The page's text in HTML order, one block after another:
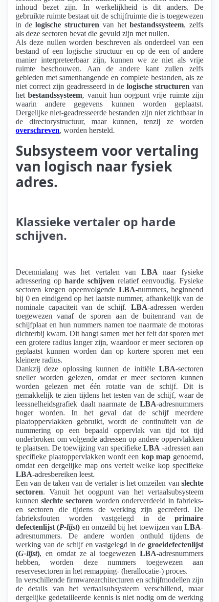
inhoud bezet zijn. In werkelijkheid is dit anders. De
gebruikte ruimte bestaat uit de schijfruimte die is toegewezen
in delogische structuren van hetbestandssysteem, zelfs
als deze sectoren bevat die gevuld zijn met nullen.
Als deze nullen worden beschreven als onderdeel van een
bestand of een logische structuur en op de een of andere
manier interpreteerbaar zijn, kunnen we ze niet als vrije
ruimte beschouwen. Aan de andere kant zullen zelfs
gebieden met samenhangende en complete bestanden, als ze
niet correct zijn geadresseerd in de logische structuren van
hetbestandssysteem, vanuit hun oogpunt vrije ruimte zijn
waarin andere gegevens kunnen worden geplaatst.
Dergelijke niet-geadresseerde bestanden zijn niet zichtbaar in
de directorystructuur, maar kunnen, tenzij ze worden
overschreven, worden hersteld.
Subsysteem voor vertaling
van logisch naar fysiek
adres.
Klassieke vertaler op harde
schijven.
Decennialang was het vertalen van LBA naar fysieke
adressering opharde schijven relatief eenvoudig. Fysieke
sectoren kregen opeenvolgende LBA-nummers, beginnend
bij 0 en eindigend op het laatste nummer, afhankelijk van de
nominale capaciteit van de schijf. LBA-adressen werden
toegewezen vanaf de sporen aan de buitenrand van de
schijfplaat en hun nummers namen toe naarmate de motoras
dichterbij kwam. Dit hangt samen met het feit dat sporen met
een grotere radius langer zijn, waardoor er meer sectoren op
geplaatst kunnen worden dan op kortere sporen met een
kleinere radius.
Dankzij deze oplossing kunnen de initiële LBA-sectoren
sneller worden gelezen, omdat er meer sectoren kunnen
worden gelezen met één rotatie van de schijf. Dit is
gemakkelijk te zien tijdens het testen van de schijf, waar de
leessnelheidsgrafiek daalt naarmate de LBA-adresnummers
hoger worden. In het geval dat de schijf meerdere
plaatoppervlakken gebruikt, wordt de continuïteit van de
nummering op een bepaald oppervlak van tijd tot tijd
onderbroken om volgende adressen op andere oppervlakken
te plaatsen. De toewijzing van specifieke LBA -adressen aan
specifieke plaatoppervlakken wordt een kop map genoemd,
omdat een dergelijke map ons vertelt welke kop specifieke
LBA-adresbereiken leest.
Een van de taken van de vertaler is het omzeilen van slechte
sectoren. Vanuit het oogpunt van het vertaalsubsysteem
kunnenslechte sectoren worden onderverdeeld in fabrieks-
en sectoren die tijdens de werking zijn gecreëerd. De
fabrieksfouten worden vastgelegd in de primaire
defectenlijst (P-lijst) en omzeild bij het toewijzen van LBA-
adresnummers. De andere worden onthuld tijdens de
werking van de schijf en vastgelegd in de groeidefectenlijst
(G-lijst), en omdat ze al toegewezen LBA-adresnummers
hebben, worden deze nummers toegewezen aan
reservesectoren in het remapping- (herallocatie-) proces.
In verschillende firmwarearchitecturen en schijfmodellen zijn
de details van het vertaalsubsysteem verschillend, maar
dergelijke gedetailleerde kennis is niet nodig om de werking